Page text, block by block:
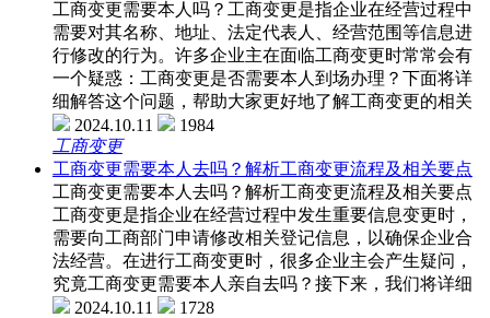
工商变更需要本人吗？工商变更是指企业在经营过程中
需要对其名称、地址、法定代表人、经营范围等信息进
行修改的行为。许多企业主在面临工商变更时常常会有
一个疑惑：工商变更是否需要本人到场办理？下面将详
细解答这个问题，帮助大家更好地了解工商变更的相关
2024.10.11
1984
工商变更
工商变更需要本人去吗？解析工商变更流程及相关要点
工商变更需要本人去吗？解析工商变更流程及相关要点
工商变更是指企业在经营过程中发生重要信息变更时，
需要向工商部门申请修改相关登记信息，以确保企业合
法经营。在进行工商变更时，很多企业主会产生疑问，
究竟工商变更需要本人亲自去吗？接下来，我们将详细
2024.10.11
1728